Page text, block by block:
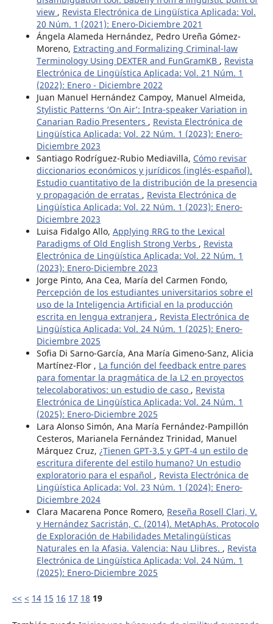
view , Revista Electrónica de Lingüística Aplicada: Vol.
20 Núm. 1 (2021): Enero-Diciembre 2021
Ángela Alameda Hernández, Pedro Ureña Gómez-
Moreno, Extracting and Formalizing Criminal-law
Terminology Using DEXTER and FunGramKB , Revista
Electrónica de Lingüística Aplicada: Vol. 21 Núm. 1
(2022): Enero - Diciembre 2022
Juan Manuel Hernández Campoy, Manuel Almeida,
Stylistic Patterns ‘On Air’: Intra-speaker Variation in
Canarian Radio Presenters , Revista Electrónica de
Lingüística Aplicada: Vol. 22 Núm. 1 (2023): Enero-
Diciembre 2023
Santiago Rodríguez-Rubio Mediavilla, Cómo revisar
diccionarios económicos y jurídicos (inglés-español).
Estudio cuantitativo de la distribución de la presencia
y propagación de erratas , Revista Electrónica de
Lingüística Aplicada: Vol. 22 Núm. 1 (2023): Enero-
Diciembre 2023
Luisa Fidalgo Allo, Applying RRG to the Lexical
Paradigms of Old English Strong Verbs , Revista
Electrónica de Lingüística Aplicada: Vol. 22 Núm. 1
(2023): Enero-Diciembre 2023
Jorge Pinto, Ana Cea, María del Carmen Fondo,
Percepción de los estudiantes universitarios sobre el
uso de la Inteligencia Artificial en la producción
escrita en lengua extranjera , Revista Electrónica de
Lingüística Aplicada: Vol. 24 Núm. 1 (2025): Enero-
Diciembre 2025
Sofia Di Sarno-García, Ana María Gimeno-Sanz, Alicia
Martínez-Flor , La función del feedback entre pares
para fomentar la pragmática de la L2 en proyectos
telecolaborativos: un estudio de caso , Revista
Electrónica de Lingüística Aplicada: Vol. 24 Núm. 1
(2025): Enero-Diciembre 2025
Lara Alonso Simón, Ana María Fernández-Pampillón
Cesteros, Marianela Fernández Trinidad, Manuel
Márquez Cruz, ¿Tienen GPT-3.5 y GPT-4 un estilo de
escritura diferente del estilo humano? Un estudio
exploratorio para el español , Revista Electrónica de
Lingüística Aplicada: Vol. 23 Núm. 1 (2024): Enero-
Diciembre 2024
Clara Macarena Ponce Romero, Reseña Rosell Clari, V.
y Hernández Sacristán, C. (2014). MetAphAs. Protocolo
de Exploración de Habilidades Metalingüísticas
Naturales en la Afasia. Valencia: Nau Llibres. , Revista
Electrónica de Lingüística Aplicada: Vol. 24 Núm. 1
(2025): Enero-Diciembre 2025
<< < 14 15 16 17 18 19